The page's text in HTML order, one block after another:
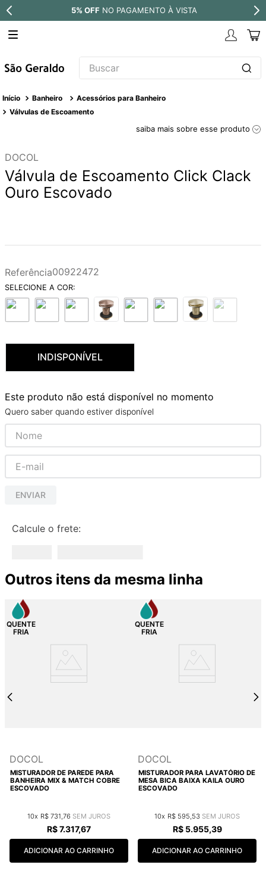
OFF NO PAGAMENTO À VISTA
Buscar
Banheiro
Acessórios para Banheiro
Válvulas de Escoamento
saiba mais sobre esse produto
DOCOL
Válvula de Escoamento Click Clack
Ouro Escovado
Referência00922472
INDISPONÍVEL
Este produto não está disponível no momento
Quero saber quando estiver disponível
ENVIAR
Calcule o frete:
Outros itens da mesma linha
DOCOL
MISTURADOR DE PAREDE PARA
BANHEIRA MIX & MATCH COBRE
ESCOVADO
10 R$ 731 76
R$7.317,67
ADICIONAR AO CARRINHO
DOCOL
MISTURADOR PARA LAVATÓRIO DE
MESA BICA BAIXA KAILA OURO
ESCOVADO
10 R$ 595 53
R$ 5.955,39
ADICIONAR AO CARRINHO
TERMOS MAIS BUSCADOS
1º
revestimento
3º
4º
torneira
5º
atlas
9º
red gold
10º cobre escovado